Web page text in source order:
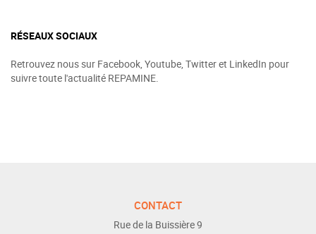
RÉSEAUX SOCIAUX
Retrouvez nous sur Facebook, Youtube, Twitter et LinkedIn pour
suivre toute l'actualité REPAMINE.
CONTACT
Rue de la Buissière 9